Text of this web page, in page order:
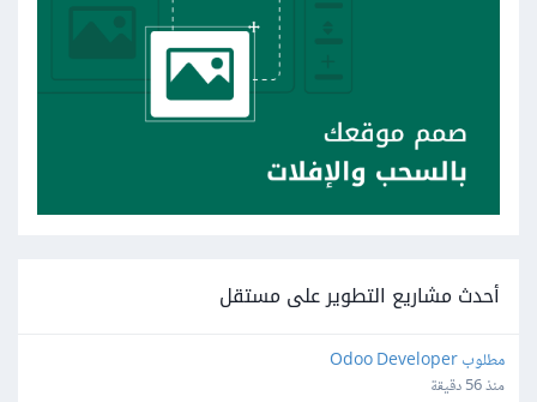
أحدث مشاريع التطوير على مستقل
مطلوب Odoo Developer
منذ 56 دقيقة